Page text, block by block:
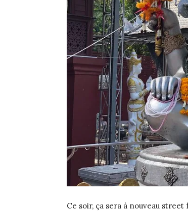
Ce soir, ça sera à nouveau